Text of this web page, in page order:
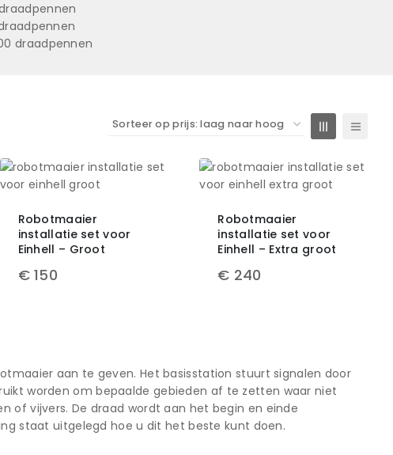
draadpennen
Robotmaaier
installatie set voor
Einhell – Groot
€150
Robotmaaier
installatie set voor
Einhell – Extra groot
€ 240
aan te geven. Het basisstation stuurt signalen door
worden om bepaalde gebieden af te zetten waar niet
of vijvers. De draad wordt aan het begin en einde
staat uitgelegd hoe u dit het beste kunt doen.